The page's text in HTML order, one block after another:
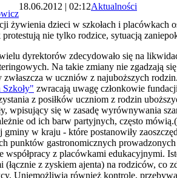
18.06.2012 | 02:12Aktualności
żywienia dzieci w szkołach i
protestują nie tylko rodzice, sytuacją
dyrektorów zdecydowało się na
Na takie zmiany nie zgadzają
zwłaszcza w uczniów z najuboższych
zwracają uwagę członkowie
z posiłków uczniom z rodzin
wpisujący się w zasadę wyrównywania
od ich barw partyjnych, często
gminy w kraju - które postanowiły
punktów gastronomicznych
współpracy z placówkami edukacyjnymi.
(łącznie z zyskiem ajenta) na rodziców, co
Uniemożliwia również kontrolę,